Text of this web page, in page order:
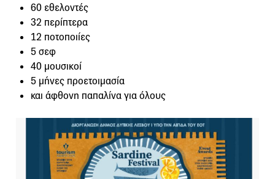
60 εθελοντές
32 περίπτερα
12 ποτοποιίες
5 σεφ
40 μουσικοί
5 μήνες προετοιμασία
και άφθονη παπαλίνα για όλους